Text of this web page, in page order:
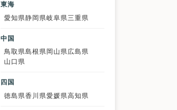
東海
愛知県静岡県岐阜県 三重県
中国
鳥取県島根県 岡山県広島県
山口県
四国
徳島県香川県愛媛県高知県